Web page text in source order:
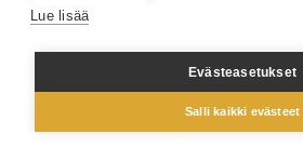
Facebook
© 2026 Restatop Oy
Lue lisää
Evästeasetukset
Salli kaikki evästeet